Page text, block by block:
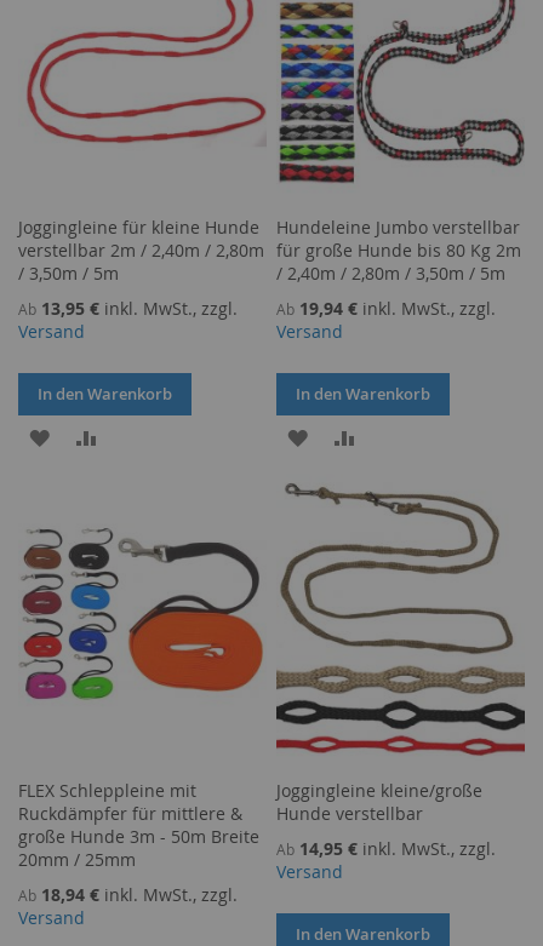
Joggingleine für kleine Hunde
verstellbar 2m / 2,40m / 2,80m
/ 3,50m / 5m
Ab 13,95 € inkl. MwSt., zzgl.
Versand
In den Warenkorb
ZUR
Hundeleine Jumbo verstellbar
für große Hunde bis 80 Kg 2m
/ 2,40m / 2,80m / 3,50m / 5m
Ab 19,94 € inkl. MwSt., zzgl.
Versand
In den Warenkorb
ZUR
HINZUFÜGEN
HINZUFÜGEN
FLEX Schleppleine mit
Ruckdämpfer für mittlere &
große Hunde 3m - 50m Breite
20mm / 25mm
Ab 18,94 € inkl. MwSt., zzgl.
Versand
Joggingleine kleine/große
Hunde verstellbar
Ab 14,95 € inkl. MwSt., zzgl.
Versand
In den Warenkorb